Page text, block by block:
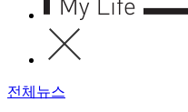
전체뉴스